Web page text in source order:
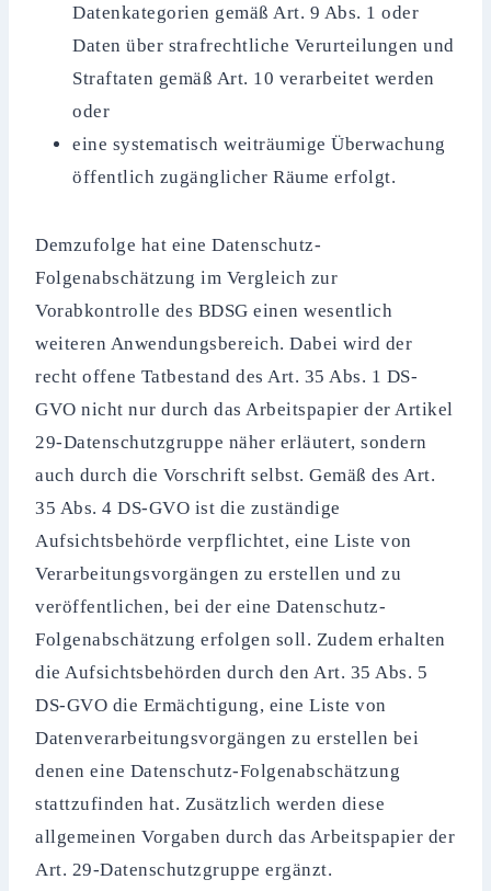
Datenkategorien gemäß Art. 9 Abs. 1 oder
Daten über strafrechtliche Verurteilungen und
Straftaten gemäß Art. 10 verarbeitet werden
oder
eine systematisch weiträumige Überwachung
öffentlich zugänglicher Räume erfolgt.
Demzufolge hat eine Datenschutz-
Folgenabschätzung im Vergleich zur
Vorabkontrolle des BDSG einen wesentlich
weiteren Anwendungsbereich. Dabei wird der
recht offene Tatbestand des Art. 35 Abs. 1 DS-
GVO nicht nur durch das Arbeitspapier der Artikel
29-Datenschutzgruppe näher erläutert, sondern
auch durch die Vorschrift selbst. Gemäß des Art.
35 Abs. 4 DS-GVO ist die zuständige
Aufsichtsbehörde verpflichtet, eine Liste von
Verarbeitungsvorgängen zu erstellen und zu
veröffentlichen, bei der eine Datenschutz-
Folgenabschätzung erfolgen soll. Zudem erhalten
die Aufsichtsbehörden durch den Art. 35 Abs. 5
DS-GVO die Ermächtigung, eine Liste von
Datenverarbeitungsvorgängen zu erstellen bei
denen eine Datenschutz-Folgenabschätzung
stattzufinden hat. Zusätzlich werden diese
allgemeinen Vorgaben durch das Arbeitspapier der
Art. 29-Datenschutzgruppe ergänzt.